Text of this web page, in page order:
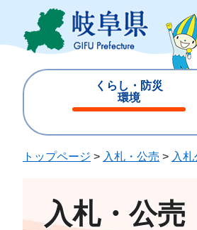
ジ
ュ
くらし・防災
環境
じ
トップページ > 入札・公売 > 入
入札・公売